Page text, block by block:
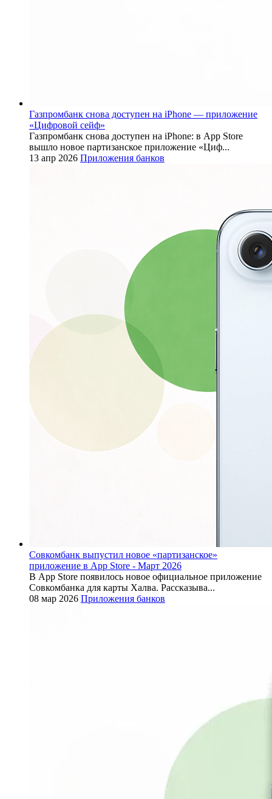
Газпромбанк снова доступен на iPhone — приложение
«Цифровой сейф»
Газпромбанк снова доступен на iPhone: в App Store
вышло новое партизанское приложение «Циф...
13 апр 2026 Приложения банков
Совкомбанк выпустил новое «партизанское»
приложение в App Store - Март 2026
В App Store появилось новое официальное приложение
Совкомбанка для карты Халва. Рассказыва...
08 мар 2026 Приложения банков